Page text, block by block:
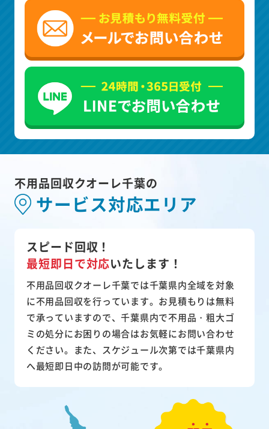
不用品回収クオーレ千葉の
サービス対応エリア
スピード回収！
最短即日で対応いたします！
不用品回収クオーレ千葉では千葉県内全域を対象
に不用品回収を行っています。お見積もりは無料
で承っていますので、千葉県内で不用品・粗大ゴ
ミの処分にお困りの場合はお気軽にお問い合わせ
ください。また、スケジュール次第では千葉県内
へ最短即日中の訪問が可能です。